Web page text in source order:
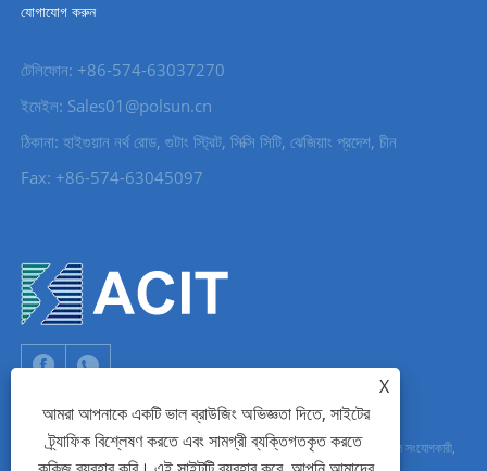
যোগাযোগ করুন
টেলিফোন: +86-574-63037270
ইমেইল: Sales01@polsun.cn
ঠিকানা: হাইগুয়ান নর্থ রোড, গুটাং স্ট্রিট, সিক্সি সিটি, ঝেজিয়াং প্রদেশ, চীন
Fax: +86-574-63045097
কপিরাইট © 2022Ningbo Acit Electronic Co,.Ltd. - জলরোধী সংযোগকারী, রেল সংযোগকারী,
X
আমরা আপনাকে একটি ভাল ব্রাউজিং অভিজ্ঞতা দিতে, সাইটের
ট্র্যাফিক বিশ্লেষণ করতে এবং সামগ্রী ব্যক্তিগতকৃত করতে